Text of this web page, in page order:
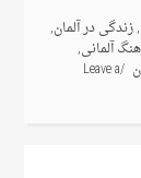
,زندگی در آلمان,
آلمانی,
Leave a